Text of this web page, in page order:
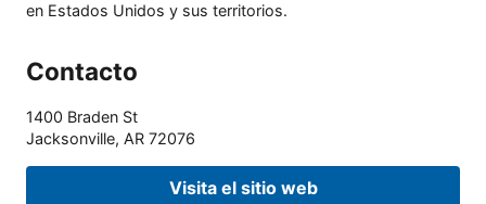
en Estados Unidos y sus territorios.
Contacto
1400 Braden St
Jacksonville, AR 72076
Visita el sitio web